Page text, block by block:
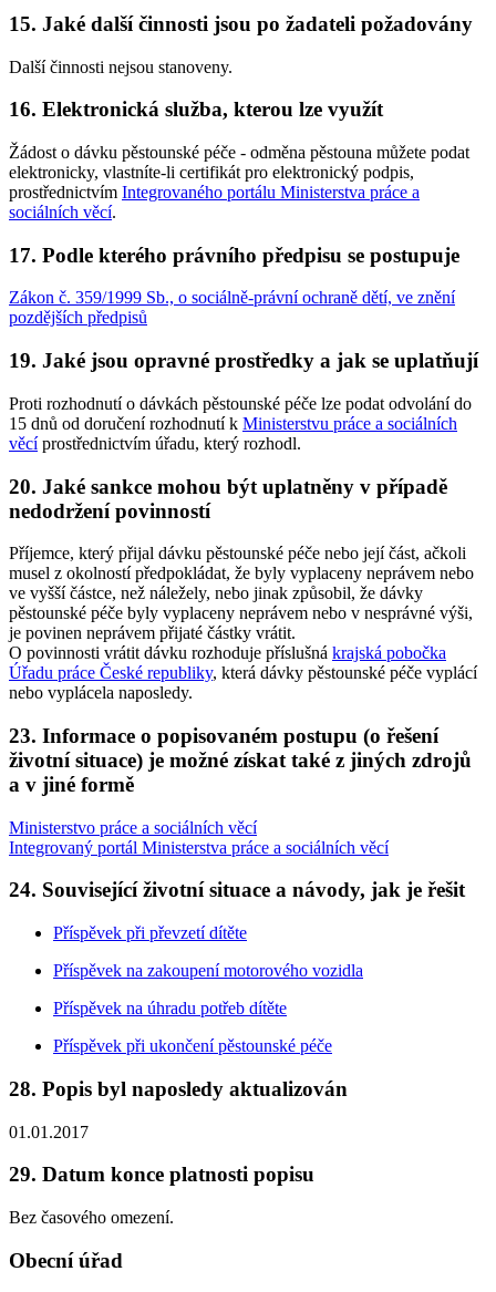
15. Jaké další činnosti jsou po žadateli požadovány
Další činnosti nejsou stanoveny.
16. Elektronická služba, kterou lze využít
Žádost o dávku pěstounské péče - odměna pěstouna můžete podat
elektronicky, vlastníte-li certifikát pro elektronický podpis,
prostřednictvím Integrovaného portálu Ministerstva práce a
sociálních věcí.
17. Podle kterého právního předpisu se postupuje
Zákon č. 359/1999 Sb., o sociálně-právní ochraně dětí, ve znění
pozdějších předpisů
19. Jaké jsou opravné prostředky a jak se uplatňují
Proti rozhodnutí o dávkách pěstounské péče lze podat odvolání do
15 dnů od doručení rozhodnutí k Ministerstvu práce a sociálních
věcíprostřednictvím úřadu, který rozhodl.
20. Jaké sankce mohou být uplatněny v případě
nedodržení povinností
Příjemce, který přijal dávku pěstounské péče nebo její část, ačkoli
musel z okolností předpokládat, že byly vyplaceny neprávem nebo
ve vyšší částce, než náležely, nebo jinak způsobil, že dávky
pěstounské péče byly vyplaceny neprávem nebo v nesprávné výši,
je povinen neprávem přijaté částky vrátit.
O povinnosti vrátit dávku rozhoduje příslušná krajská pobočka
Úřadu práce České republiky, která dávky pěstounské péče vyplácí
nebo vyplácela naposledy.
23. Informace o popisovaném postupu (o řešení
životní situace) je možné získat také z jiných zdrojů
a v jiné formě
Ministerstvo práce a sociálních věcí
Integrovaný portál Ministerstva práce a sociálních věcí
24. Související životní situace a návody, jak je řešit
Příspěvek při převzetí dítěte
Příspěvek na zakoupení motorového vozidla
Příspěvek na úhradu potřeb dítěte
Příspěvek při ukončení pěstounské péče
28. Popis byl naposledy aktualizován
01.01.2017
29. Datum konce platnosti popisu
Bez časového omezení.
Obecní úřad